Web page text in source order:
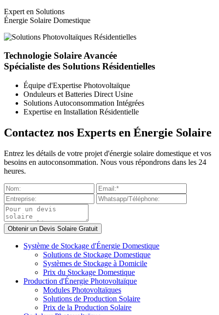
Expert en Solutions
Énergie Solaire Domestique
Technologie Solaire Avancée
Spécialiste des Solutions Résidentielles
Équipe d'Expertise Photovoltaïque
Onduleurs et Batteries Direct Usine
Solutions Autoconsommation Intégrées
Expertise en Installation Résidentielle
Contactez nos Experts en Énergie Solaire
Entrez les détails de votre projet d'énergie solaire domestique et vos
besoins en autoconsommation. Nous vous répondrons dans les 24
heures.
Système de Stockage d'Énergie Domestique
Solutions de Stockage Domestique
Systèmes de Stockage à Domicile
Prix du Stockage Domestique
Production d'Énergie Photovoltaïque
Modules Photovoltaïques
Solutions de Production Solaire
Prix de la Production Solaire